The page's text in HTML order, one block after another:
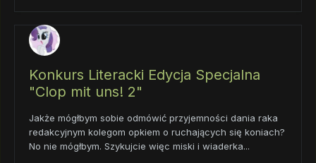
Konkurs Literacki Edycja Specjalna
"Clop mit uns! 2"
Jakże mógłbym sobie odmówić przyjemności dania raka
redakcyjnym kolegom opkiem o ruchających się koniach?
No nie mógłbym. Szykujcie więc miski i wiaderka...